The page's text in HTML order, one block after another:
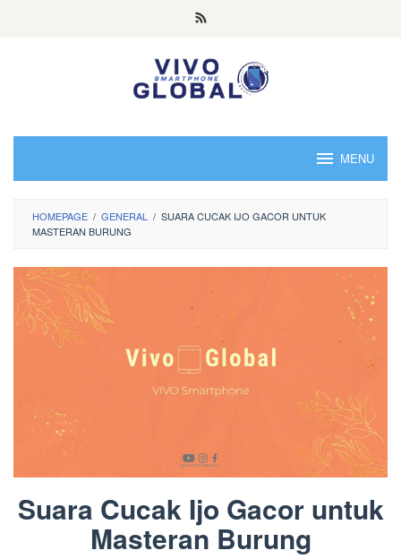
MENU
HOMEPAGE / GENERAL / SUARA CUCAK IJO GACOR UNTUK
MASTERAN BURUNG
Suara Cucak Ijo Gacor untuk
Masteran Burung